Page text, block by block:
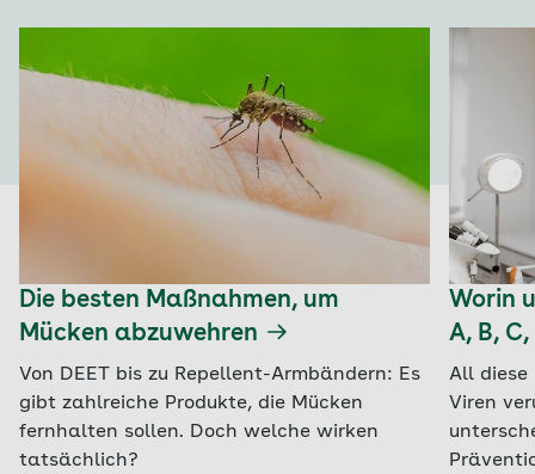
Die besten Maßnahmen, um
Mücken abzuwehren
Von DEET bis zu Repellent-Armbändern: Es
gibt zahlreiche Produkte, die Mücken
fernhalten sollen. Doch welche wirken
tatsächlich?
Worin
A, B,
All diese
Viren